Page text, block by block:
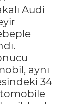
Audi
aynı
34